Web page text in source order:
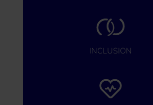
INCLUSION